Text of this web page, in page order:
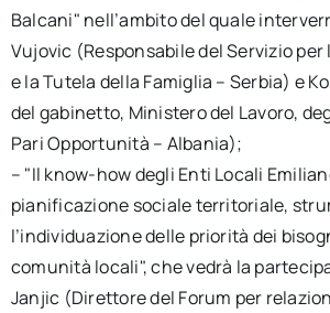
Balcani" nell’ambito del quale
Vujovic (Responsabile del Servizio
e la Tutela della Famiglia – Serbia) e
del gabinetto, Ministero del Lavoro,
Pari Opportunità – Albania);
– "Il know-how degli Enti Locali
pianificazione sociale territoriale,
l’individuazione delle priorità dei
comunità locali", che vedrà la
Janjic (Direttore del Forum per